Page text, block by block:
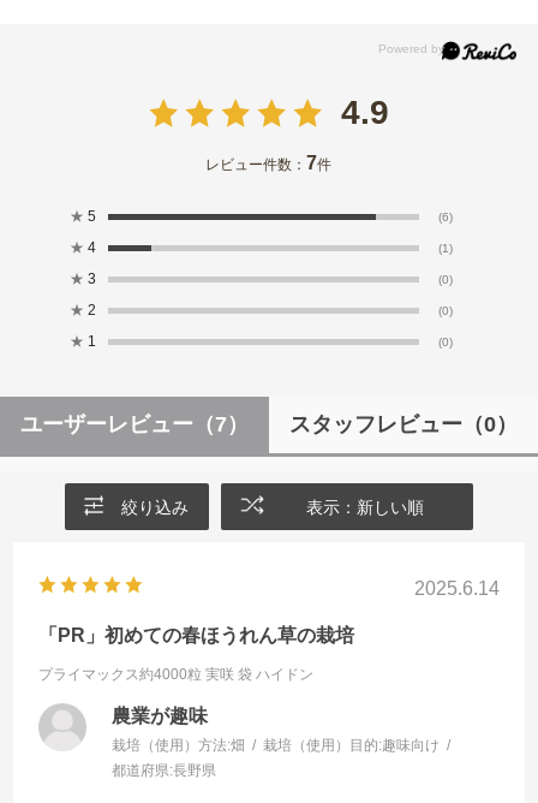
4.9
レビュー件数： 7件
★ 5 (6)
★ 4 (1)
★ 3 (0)
★ 2 (0)
★ 1 (0)
ユーザーレビュー （7） スタッフレビュー （0）
絞り込み 表示：新しい順
2025.6.14
「PR」初めての春ほうれん草の栽培
プライマックス約4000粒 実咲 袋 ハイドン
農業が趣味
栽培（使用）方法:畑 栽培（使用）目的:趣味向け
都道府県:長野県